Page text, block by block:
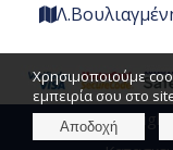
Χρησιμοποιούμε
εμπειρία σου στο
Αποδοχή